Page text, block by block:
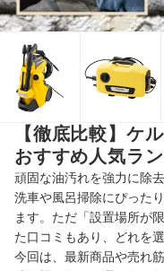
【徹底比較】ケ
おすすめ人気ラ
頑固な油汚れを強力に除
洗車や風呂掃除にぴった
ます。ただ「設置場所が
た口コミもあり、どれを
今回は、最新商品や売れ